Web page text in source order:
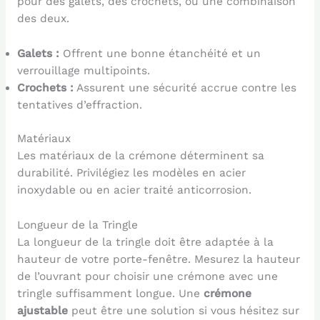
des deux.
Galets : Offrent une bonne étanchéité et un
verrouillage multipoints.
Crochets : Assurent une sécurité accrue contre les
tentatives d’effraction.
Matériaux
Les matériaux de la crémone déterminent sa
durabilité. Privilégiez les modèles en acier
inoxydable ou en acier traité anticorrosion.
Longueur de la Tringle
La longueur de la tringle doit être adaptée à la
hauteur de votre porte-fenêtre. Mesurez la hauteur
de l’ouvrant pour choisir une crémone avec une
tringle suffisamment longue. Une crémone
ajustablepeut être une solution si vous hésitez sur